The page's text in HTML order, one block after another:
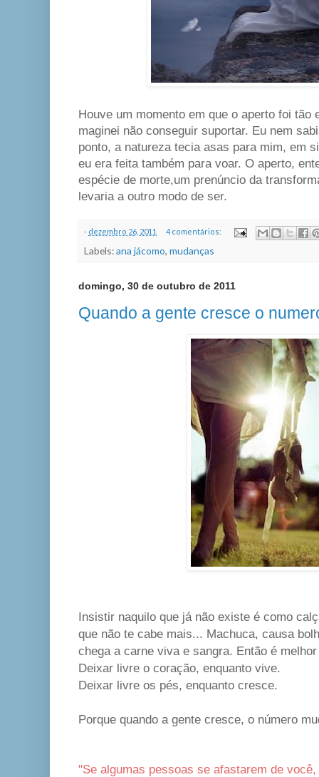
Houve um momento em que o aperto foi tão
maginei não conseguir suportar. Eu nem
ponto, a natureza tecia asas para mim, em
eu era feita também para voar. O aperto,
espécie de morte,um prenúncio da
levaria a outro modo de ser.
- dezembro 26, 2011 4 comentários:
Labels:ana jácomo, mudanças
domingo, 30 de outubro de 2011
Quando a gente cresce o
Insistir naquilo que já não existe é como
que não te cabe mais... Machuca, causa
chega a carne viva e sangra. Então é
Deixar livre o coração, enquanto vive.
Deixar livre os pés, enquanto cresce.
Porque quando a gente cresce, o número
"Se algumas pessoas se afastarem de